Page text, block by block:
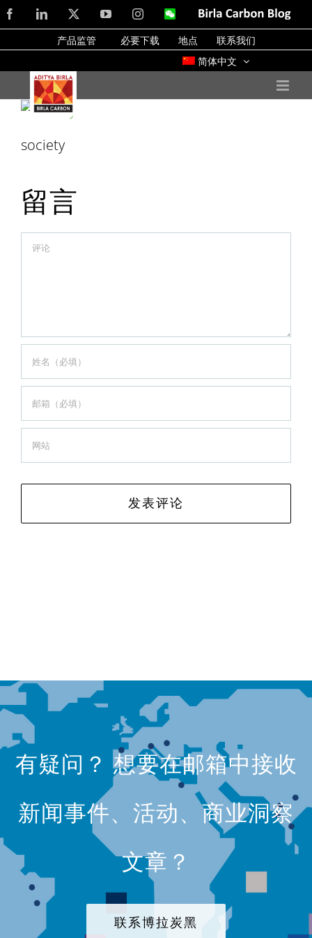
Skip
to
content
FacebookLinkedIn YouTubeInstagramWeChatBirla
Blog
产品监管 必要下载 地点
联系我们
简体中文
society
留言
Comment
有疑问？ 想要在邮箱中接收
新闻事件、活动、商业洞察
文章？
联系博拉炭黑